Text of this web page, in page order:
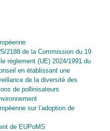
2188 de la Commission du 19
règlement (UE) 2024/1991 du
en établissant une
de la diversité des
de pollinisateurs
sur l’adoption de
de EUPoMS